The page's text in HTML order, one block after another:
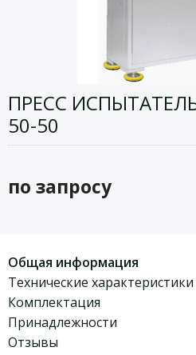
ПРЕСС
50-50
по запросу
Общая информация
Технические характеристики
Комплектация
Принадлежности
Отзывы